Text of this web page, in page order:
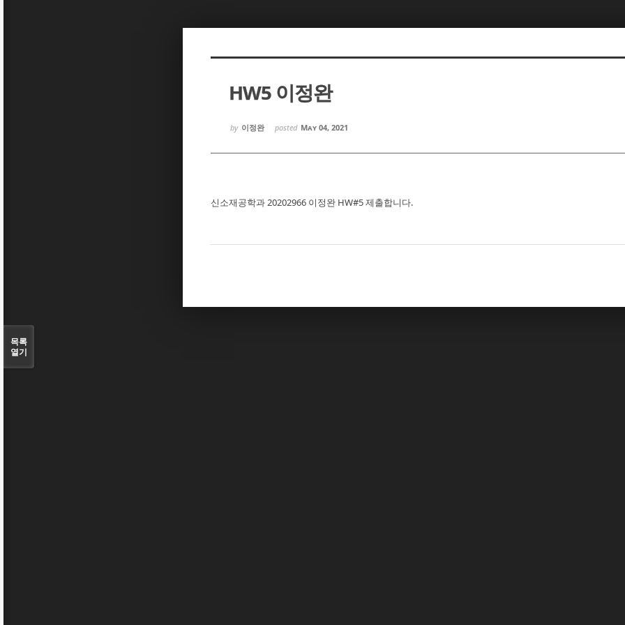
HW5 이정완
by 이정완 posted May 04, 2021
신소재공학과 20202966 이정완 HW#5 제출합니다.
목록
열기
Sketchbook5, 스케치북5
Sketchbook5, 스케치북5
Sketchbook5, 스케치북5
Sketchbook5, 스케치북5